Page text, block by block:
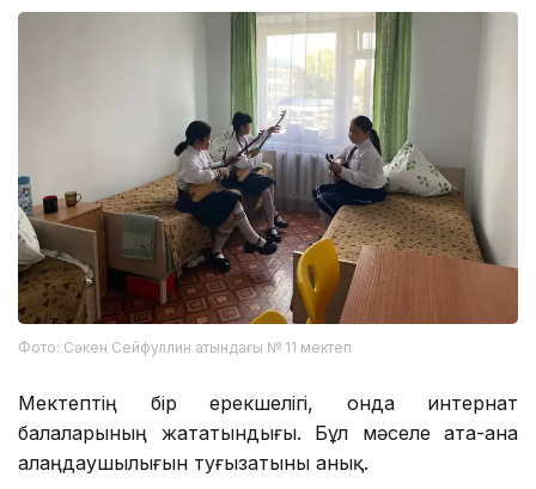
Фото: Сәкен Сейфуллин атындағы № 11 мектеп
Мектептің бір ерекшелігі, онда интернат
балаларының жататындығы. Бұл мәселе ата-ана
алаңдаушылығын туғызатыны анық.